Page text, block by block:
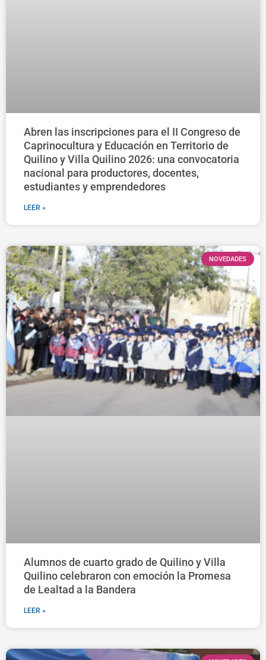
Abren las inscripciones para el II Congreso de
Caprinocultura y Educación en Territorio de
Quilino y Villa Quilino 2026: una convocatoria
nacional para productores, docentes,
estudiantes y emprendedores
LEER »
NOVEDADES
Alumnos de cuarto grado de Quilino y Villa
Quilino celebraron con emoción la Promesa
de Lealtad a la Bandera
LEER »